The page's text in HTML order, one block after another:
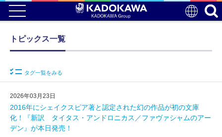
トピックス一覧
タグ一覧をみる
2026年03月23日
2016年にシェイクスピア著と認定された幻の作品が初の文庫
化！『新訳 タイタス・アンドロニカス／ファヴァシャムのアー
デン』が本日発売！